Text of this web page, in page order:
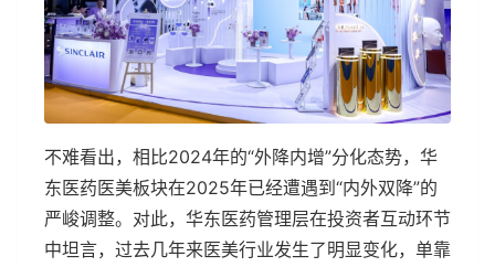
不难看出，相比2024年的“外降内增”分化态势，华
东医药医美板块在2025年已经遭遇到“内外双降”的
严峻调整。对此，华东医药管理层在投资者互动环节
中坦言，过去几年来医美行业发生了明显变化，单靠